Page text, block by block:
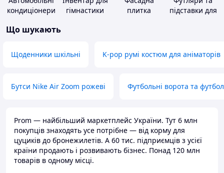
кондиціонери
гімнастики
плитка
підставки для
Що шукають
Щоденники шкільні K-pop румі костюм для аніматорів
Бутси Nike Air Zoom рожеві Футбольні ворота та
Prom — найбільший маркетплейс України. Тут 6 млн
покупців знаходять усе потрібне — від корму для
цуциків до бронежилетів. А 60 тис. підприємців з усієї
країни продають і розвивають бізнес. Понад 120 млн
товарів в одному місці.